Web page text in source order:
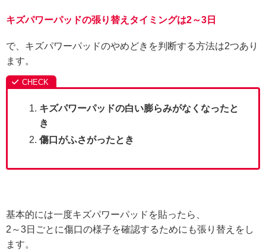
キズパワーパッドの張り替えタイミングは2～3日
で、キズパワーパッドのやめどきを判断する方法は2つあり
ます。
キズパワーパッドの白い膨らみがなくなったと
き
傷口がふさがったとき
基本的には一度キズパワーパッドを貼ったら、
2～3日ごとに傷口の様子を確認するためにも張り替えをし
ます。